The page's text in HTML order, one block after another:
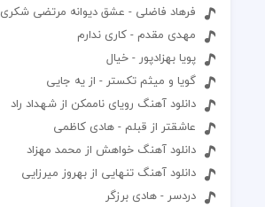
فرهاد فاضلی - عشق دیوانه مرتضی شکری
مهدی مقدم - کاری ندارم
پویا بهزادپور - خیال
گویا و میثم تکستر - از یه جایی
دانلود آهنگ رويای ناممکن از شهداد راد
عاشقتر از قبلم - هادی کاظمی
دانلود آهنگ خواهش از محمد مهزاد
دانلود آهنگ تنهایی از بهروز میرزایی
دردسر - هادی برزگر